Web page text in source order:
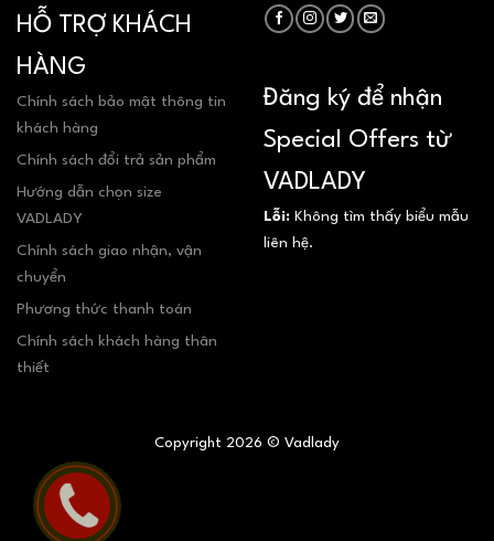
HỖ TRỢ KHÁCH
HÀNG
Chính sách bảo mật thông tin
khách hàng
Chính sách đổi trả sản phẩm
Hướng dẫn chọn size
VADLADY
Chính sách giao nhận, vận
chuyển
Phương thức thanh toán
Chính sách khách hàng thân
thiết
Đăng ký để nhận
Special Offers từ
VADLADY
Lỗi: Không tìm thấy biểu mẫu
liên hệ.
Copyright 2026 © Vadlady